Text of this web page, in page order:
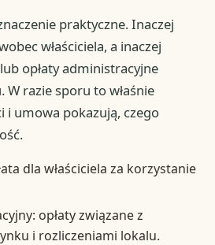
praktyczne. Inaczej
właściciela, a inaczej
opłaty administracyjne
W razie sporu to właśnie
i umowa pokazują, czego
dla właściciela za korzystanie
opłaty związane z
i rozliczeniami lokalu.